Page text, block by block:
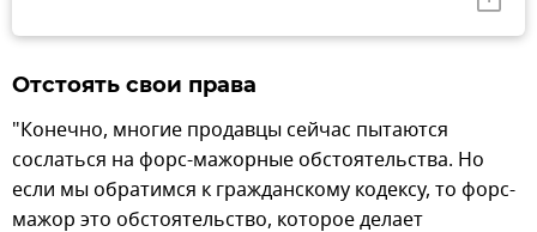
Отстоять свои права
"Конечно, многие продавцы сейчас пытаются
сослаться на форс-мажорные обстоятельства. Но
если мы обратимся к гражданскому кодексу, то форс-
мажор это обстоятельство, которое делает